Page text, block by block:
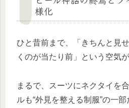
様化
ひと昔前まで、「きちんと見
くのが当たり前」という空気
まるで、スーツにネクタイを
ルも“外見を整える制服”の一部